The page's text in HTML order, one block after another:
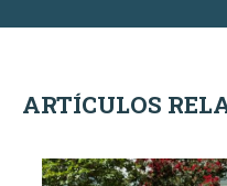
ARTÍCULOS